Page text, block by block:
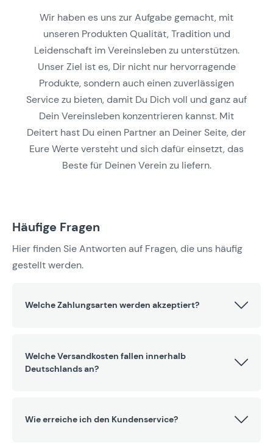
Wir haben es uns zur Aufgabe gemacht, mit
unseren Produkten Qualität, Tradition und
Leidenschaft im Vereinsleben zu unterstützen.
Unser Ziel ist es, Dir nicht nur hervorragende
Produkte, sondern auch einen zuverlässigen
Service zu bieten, damit Du Dich voll und ganz auf
Dein Vereinsleben konzentrieren kannst. Mit
Deitert hast Du einen Partner an Deiner Seite, der
Eure Werte versteht und sich dafür einsetzt, das
Beste für Deinen Verein zu liefern.
Häufige Fragen
Hier finden Sie Antworten auf Fragen, die uns häufig
gestellt werden.
Welche Zahlungsarten werden akzeptiert?
Welche Versandkosten fallen innerhalb
Deutschlands an?
Wie erreiche ich den Kundenservice?